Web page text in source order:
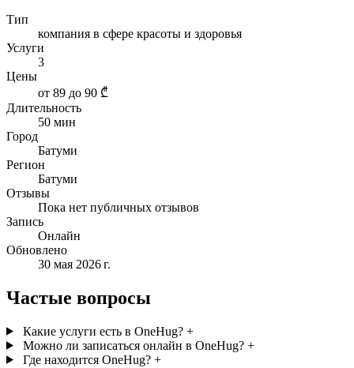
Тип
компания в сфере красоты и здоровья
Услуги
3
Цены
от 89 до 90 ₾
Длительность
50 мин
Город
Батуми
Регион
Батуми
Отзывы
Пока нет публичных отзывов
Запись
Онлайн
Обновлено
30 мая 2026 г.
Частые вопросы
Какие услуги есть в OneHug? +
Можно ли записаться онлайн в OneHug? +
Где находится OneHug? +